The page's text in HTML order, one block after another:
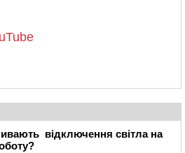
відключення світла на